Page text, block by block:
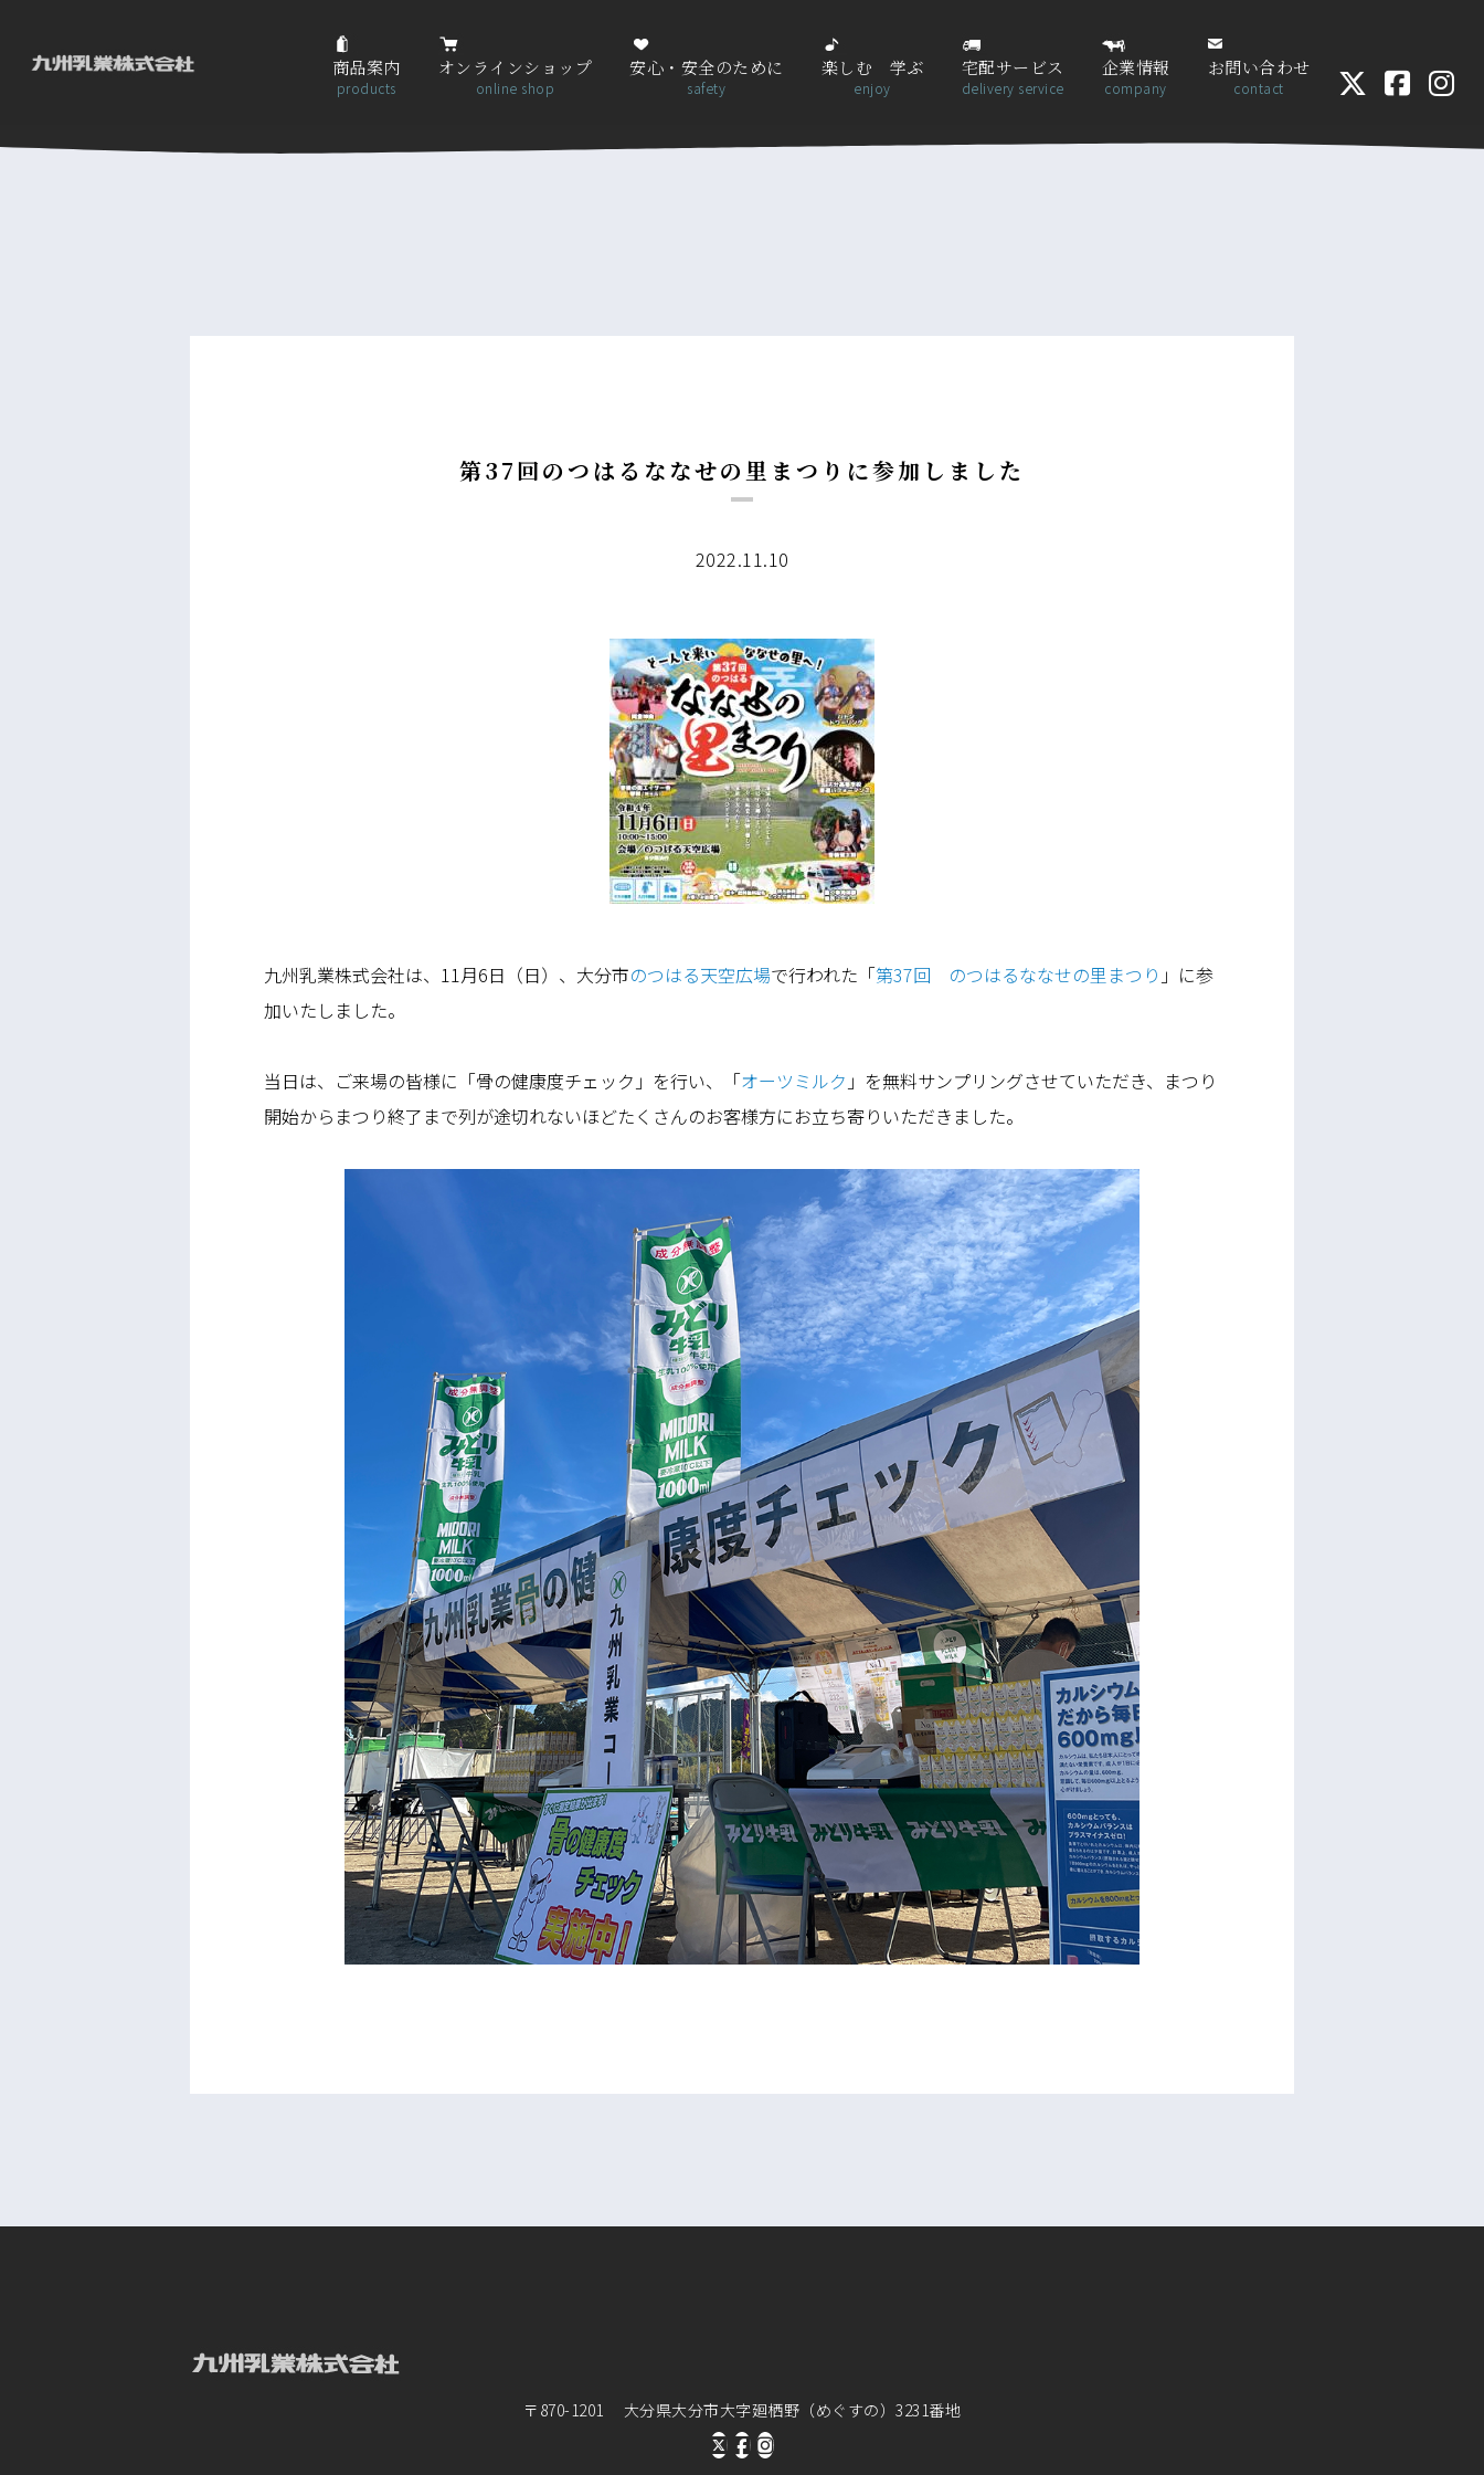
商品案内
products
オンラインショップ
online shop
安心・安全のために
safety
楽しむ 学ぶ
enjoy
宅配サービス
delivery service
企業情報
company
お問い合わせ
contact
第37回のつはるななせの里まつりに参加しました
2022.11.10
九州乳業株式会社は、11月6日（日）、大分市のつはる天空広場で行われた「第37回 のつはるななせの里まつり 」に参
加いたしました。
当日は、ご来場の皆様に「骨の健康度チェック」を行い、「オーツミルク 」を無料サンプリングさせていただき、まつり
開始からまつり終了まで列が途切れないほどたくさんのお客様方にお立ち寄りいただきました。
〒870-1201 大分県大分市大字廻栖野（めぐすの）3231番地